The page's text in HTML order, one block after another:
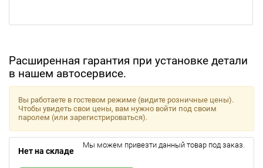
Расширенная гарантия при установке детали
в нашем автосервисе.
Вы работаете в гостевом режиме (видите розничные цены).
Чтобы увидеть свои цены, вам нужно войти под своим
паролем (или зарегистрироваться).
Нет на складе
Мы можем привезти данный товар под заказ.